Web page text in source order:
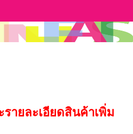
ายละเอียดสินค้าเพิ่ม